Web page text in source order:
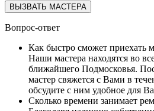
ВЫЗВАТЬ МАСТЕРА
Вопрос-ответ
Как быстро сможет приехать
Наши мастера находятся во
ближайшего Подмосковья.
мастер свяжется с Вами в
обсудите с ним удобное для
Сколько времени занимает